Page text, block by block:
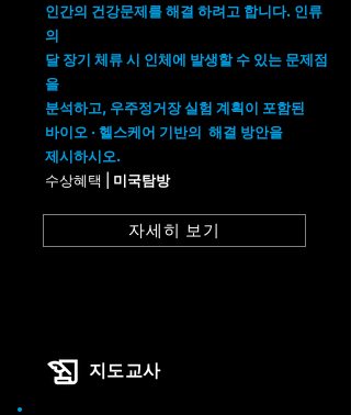
인간의 건강문제를 해결 하려고 합니다. 인류
의
달 장기 체류 시 인체에 발생할 수 있는 문제점
을
분석하고, 우주정거장실험 계획이 포함된
바이오 · 헬스케어 기반의 해결 방안을
제시하시오.
수상혜택 | 미국탐방
자세히 보기
지도교사